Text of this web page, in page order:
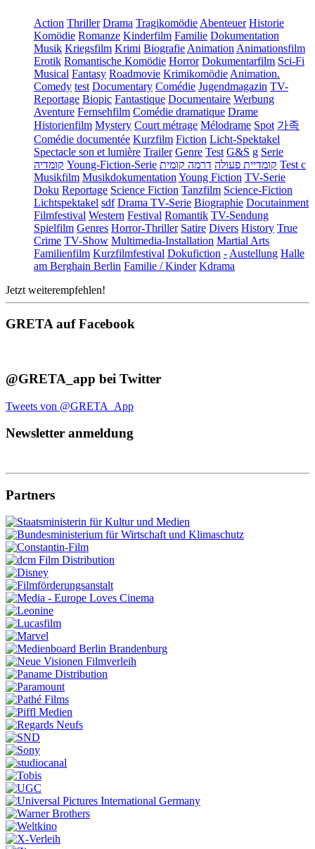
Action Thriller Drama Tragikomödie Abenteuer Historie
Komödie Romanze Kinderfilm Familie Dokumentation
Musik Kriegsfilm Krimi Biografie Animation Animationsfilm
Erotik Romantische Komödie Horror Dokumentarfilm Sci-Fi
Musical Fantasy Roadmovie Krimikomödie Animation.
Comedy test Documentary Comédie Jugendmagazin TV-
Reportage Biopic Fantastique Documentaire Werbung
Aventure Fernsehfilm Comédie dramatique Drame
Historienfilm Mystery Court métrage Mélodrame Spot 가족
Comédie documentée Kurzfilm Fiction Licht-Spektakel
Spectacle son et lumière Trailer Genre Test G&S g Serie
קומדיה Young-Fiction-Serie קומדיית פעולה דרמה קומית
Test c
Musikfilm Musikdokumentation Young Fiction TV-Serie
Doku Reportage Science Fiction Tanzfilm Science-Fiction
Lichtspektakel sdf Drama TV-Serie Biographie Docutainment
Filmfestival Western Festival Romantik TV-Sendung
Spielfilm Genres Horror-Thriller Satire Divers History True
Crime TV-Show Multimedia-Installation Martial Arts
Familienfilm Kurzfilmfestival Dokufiction - Austellung Halle
am Berghain Berlin Familie / Kinder Kdrama
Jetzt weiterempfehlen!
GRETA auf Facebook
@GRETA_app bei Twitter
Tweets von @GRETA_App
Newsletter anmeldung
Partners